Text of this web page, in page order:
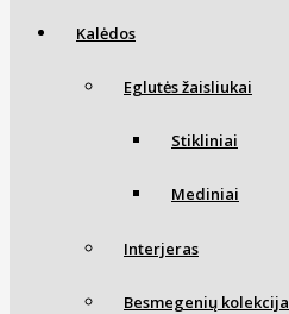
Kalėdos
Eglutės žaisliukai
Stikliniai
Mediniai
Interjeras
Besmegenių kolekcija